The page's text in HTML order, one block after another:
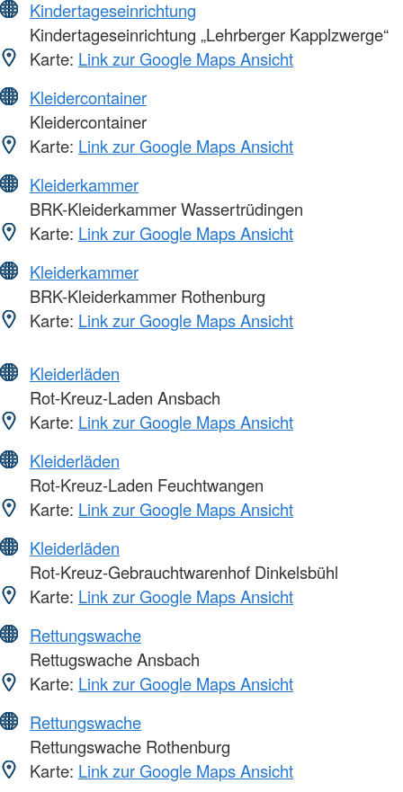
Kindertageseinrichtung
Kindertageseinrichtung „Lehrberger Kapplzwerge“
Karte: Link zur Google Maps Ansicht
Kleidercontainer
Kleidercontainer
Karte: Link zur Google Maps Ansicht
Kleiderkammer
BRK-Kleiderkammer Wassertrüdingen
Karte: Link zur Google Maps Ansicht
Kleiderkammer
BRK-Kleiderkammer Rothenburg
Karte: Link zur Google Maps Ansicht
Kleiderläden
Rot-Kreuz-Laden Ansbach
Karte: Link zur Google Maps Ansicht
Kleiderläden
Rot-Kreuz-Laden Feuchtwangen
Karte: Link zur Google Maps Ansicht
Kleiderläden
Rot-Kreuz-Gebrauchtwarenhof Dinkelsbühl
Karte: Link zur Google Maps Ansicht
Rettungswache
Rettugswache Ansbach
Karte: Link zur Google Maps Ansicht
Rettungswache
Rettungswache Rothenburg
Karte: Link zur Google Maps Ansicht